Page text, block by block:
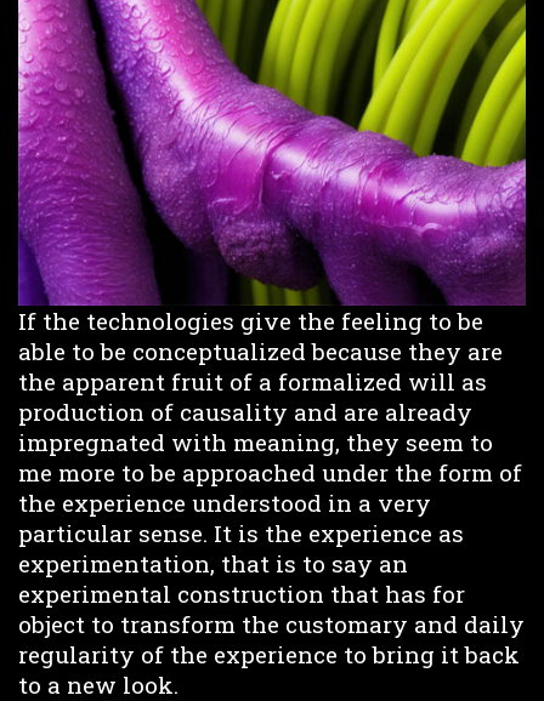
If the technologies give the feeling to be
able to be conceptualized because they are
the apparent fruit of a formalized will as
production of causality and are already
impregnated with meaning, they seem to
me more to be approached under the form of
the experience understood in a very
particular sense. It is the experience as
experimentation, that is to say an
experimental construction that has for
object to transform the customary and daily
regularity of the experience to bring it back
to a new look.